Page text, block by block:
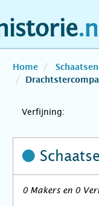
Home
Verfijning:
0 Makers en 0